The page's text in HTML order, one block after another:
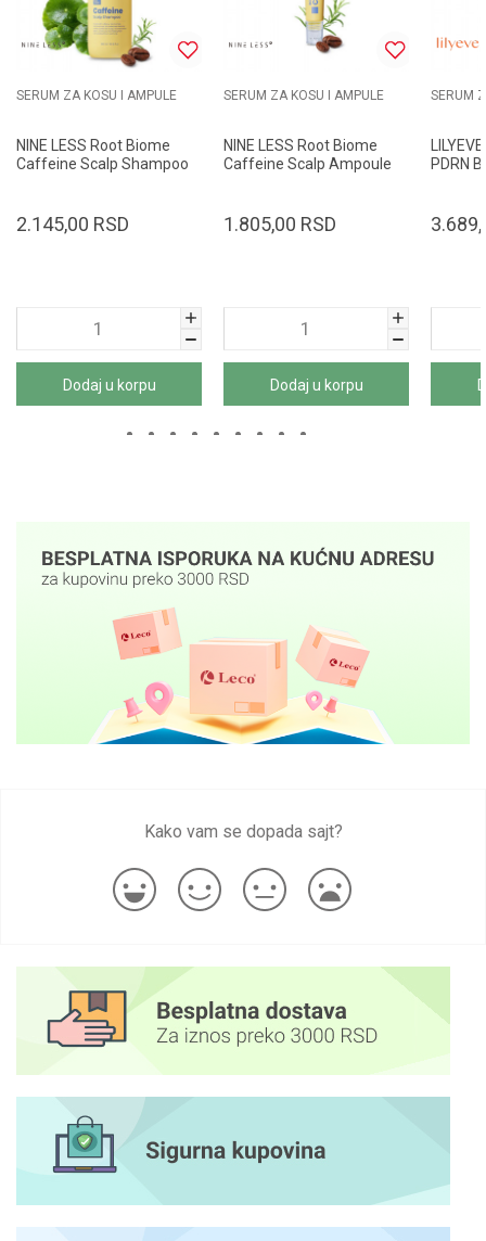
SERUM ZA KOSU I AMPULE
NINE LESS Root Biome
Caffeine Scalp Shampoo
2.145,00 RSD
Dodaj u korpu
SERUM ZA KOSU I AMPULE
NINE LESS Root Biome
Caffeine Scalp Ampoule
1.805,00 RSD
Dodaj u korpu
SERUM
PDRN
Kako vam se dopada sajt?